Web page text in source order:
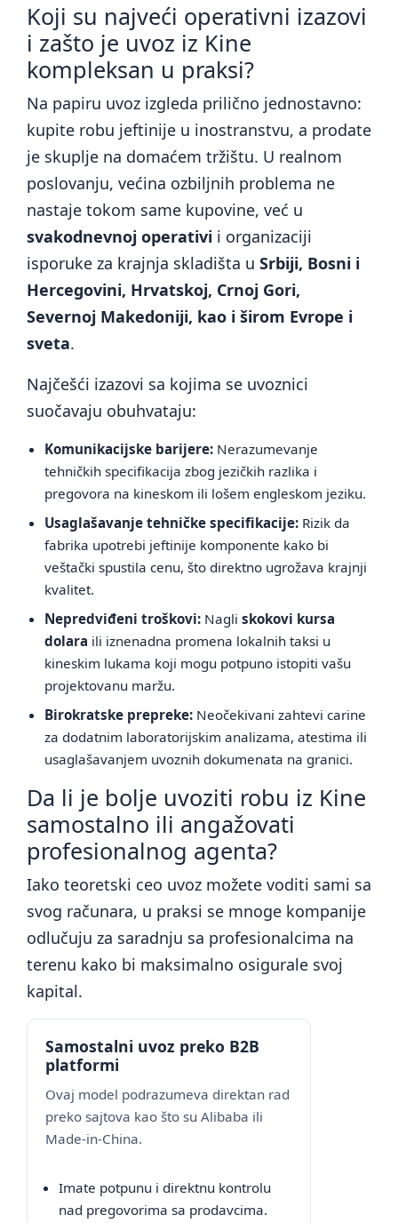
Koji su najveći operativni izazovi
i zašto je uvoz iz Kine
kompleksan u praksi?
Na papiru uvoz izgleda prilično jednostavno:
kupite robu jeftinije u inostranstvu, a prodate
je skuplje na domaćem tržištu. U realnom
poslovanju, većina ozbiljnih problema ne
nastaje tokom same kupovine, već u
svakodnevnoj operativi i organizaciji
isporuke za krajnja skladišta u Srbiji, Bosni i
Hercegovini, Hrvatskoj, Crnoj Gori,
Severnoj Makedoniji, kao i širom Evrope i
sveta.
Najčešći izazovi sa kojima se uvoznici
suočavaju obuhvataju:
Komunikacijske barijere: Nerazumevanje
tehničkih specifikacija zbog jezičkih razlika i
pregovora na kineskom ili lošem engleskom jeziku.
Usaglašavanje tehničke specifikacije: Rizik da
fabrika upotrebi jeftinije komponente kako bi
veštački spustila cenu, što direktno ugrožava krajnji
kvalitet.
Nepredviđeni troškovi: Nagli skokovi kursa
dolara ili iznenadna promena lokalnih taksi u
kineskim lukama koji mogu potpuno istopiti vašu
projektovanu maržu.
Birokratske prepreke: Neočekivani zahtevi carine
za dodatnim laboratorijskim analizama, atestima ili
usaglašavanjem uvoznih dokumenata na granici.
Da li je bolje uvoziti robu iz Kine
samostalno ili angažovati
profesionalnog agenta?
Iako teoretski ceo uvoz možete voditi sami sa
svog računara, u praksi se mnoge kompanije
odlučuju za saradnju sa profesionalcima na
terenu kako bi maksimalno osigurale svoj
kapital.
Samostalni uvoz preko B2B
platformi
Ovaj model podrazumeva direktan rad
preko sajtova kao što su Alibaba ili
Made-in-China.
Imate potpunu i direktnu kontrolu
nad pregovorima sa prodavcima.